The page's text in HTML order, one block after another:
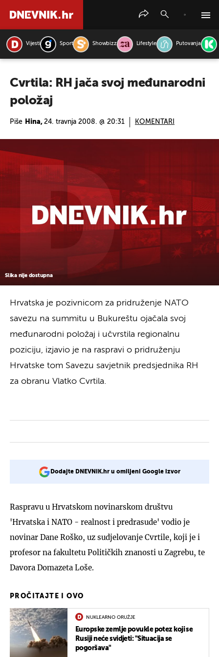
Vijesti Sport Showbizz Lifestyle Putovanja
Cvrtila: RH jača svoj međunarodni
položaj
Piše Hina, 24. travnja 2008. @ 20:31 KOMENTARI
Slika nije dostupna
Hrvatska je pozivnicom za pridruženje NATO
savezu na summitu u Bukureštu ojačala svoj
međunarodni položaj i učvrstila regionalnu
poziciju, izjavio je na raspravi o pridruženju
Hrvatske tom Savezu savjetnik predsjednika RH
za obranu Vlatko Cvrtila.
Dodajte DNEVNIK.hr u omiljeni Google izvor
Raspravu u Hrvatskom novinarskom društvu
'Hrvatska i NATO - realnost i predrasude' vodio je
novinar Dane Roško, uz sudjelovanje Cvrtile, koji je i
profesor na fakultetu Političkih znanosti u Zagrebu, te
Davora Domazeta Loše.
PROČITAJTE I OVO
NUKLEARNO ORUŽJE
Europske zemlje povukle potez koji se
Rusiji neće svidjeti: "Situacija se
pogoršava"
PRETRAŽITE VIJESTI